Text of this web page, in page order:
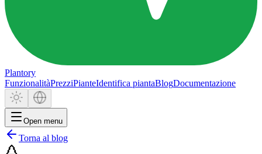
Plantory
FunzionalitàPrezziPianteIdentifica piantaBlogDocumentazione
Open menu
Torna al blog